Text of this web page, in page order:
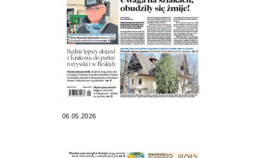
06.05.2026